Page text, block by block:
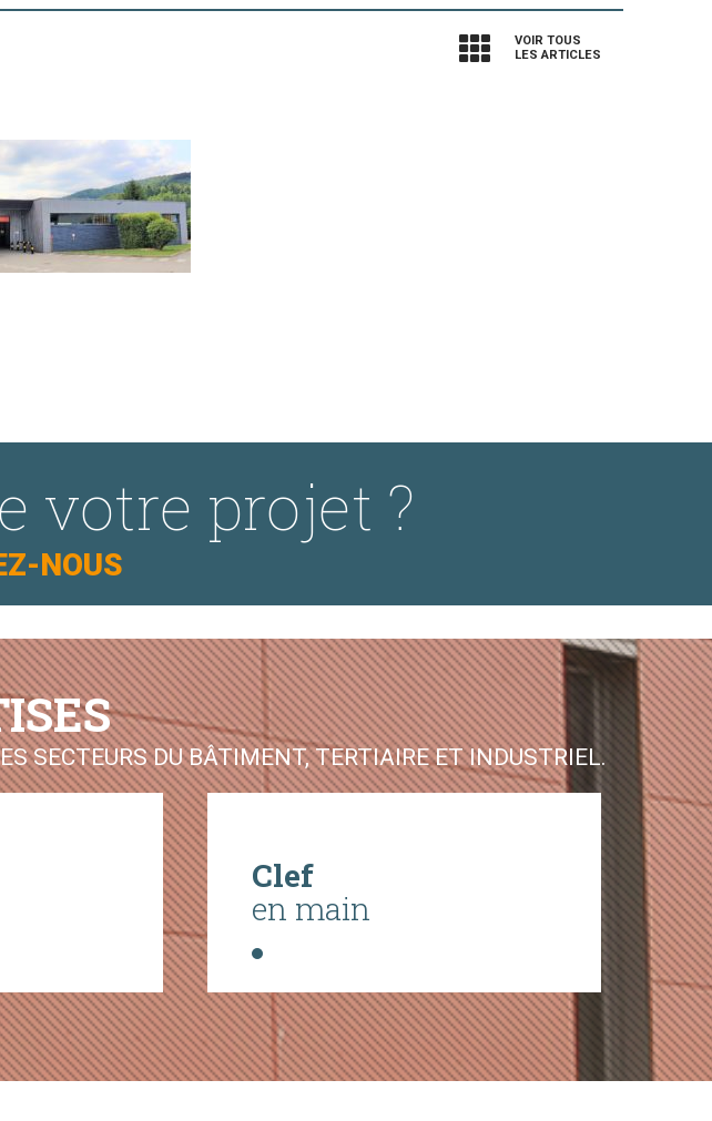
VOIR TOUS
LES ARTICLES
votre projet ?
NOUS
SECTEURS DU BÂTIMENT, TERTIAIRE ET INDUSTRIEL.
Clef
en main